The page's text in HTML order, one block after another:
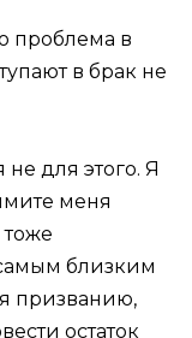
проблема в
в брак не
для этого. Я
меня
близким
призванию,
остаток